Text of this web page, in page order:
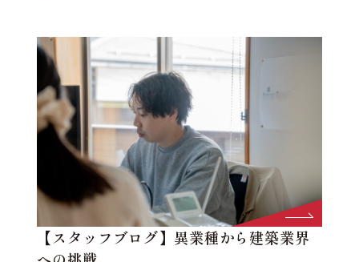
【スタッフブログ】異業種から建築業界